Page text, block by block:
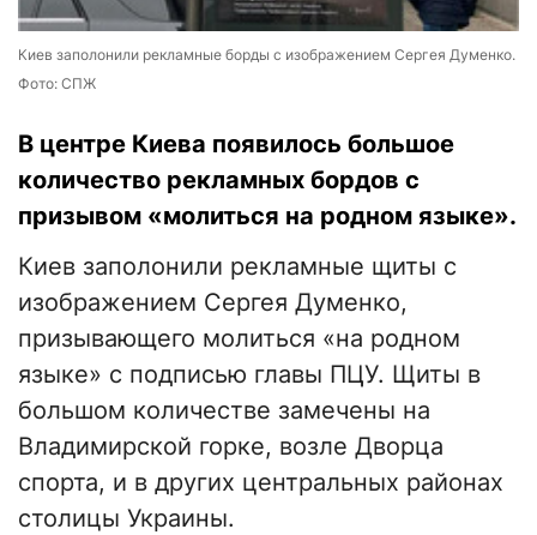
Киев заполонили рекламные борды с изображением Сергея Думенко.
Фото: СПЖ
В центре Киева появилось большое
количество рекламных бордов с
призывом «молиться на родном языке».
Киев заполонили рекламные щиты с
изображением Сергея Думенко,
призывающего молиться «на родном
языке» с подписью главы ПЦУ. Щиты в
большом количестве замечены на
Владимирской горке, возле Дворца
спорта, и в других центральных районах
столицы Украины.